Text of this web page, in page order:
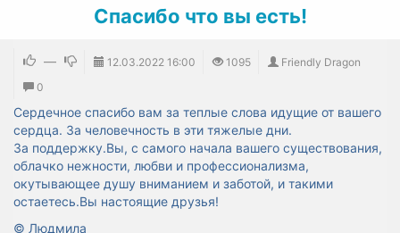
Спасибо что вы есть!
— 12.03.2022 16:00 1095
Friendly Dragon
0
Сердечное спасибо вам за теплые слова идущие от вашего
сердца. За человечность в эти тяжелые дни.
За поддержку.Вы, с самого начала вашего существования,
облачко нежности, любви и профессионализма,
окутывающее душу вниманием и заботой, и такими
остаетесь.Вы настоящие друзья!
© Людмила